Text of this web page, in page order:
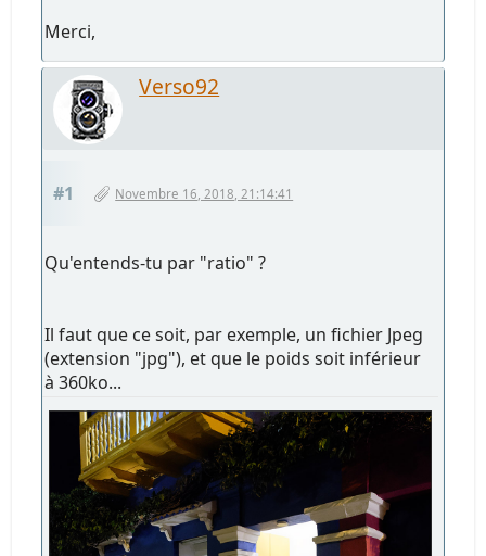
Merci,
Verso92
#1 Novembre 16, 2018, 21:14:41
Qu'entends-tu par "ratio" ?
Il faut que ce soit, par exemple, un fichier Jpeg
(extension "jpg"), et que le poids soit inférieur
à 360ko...